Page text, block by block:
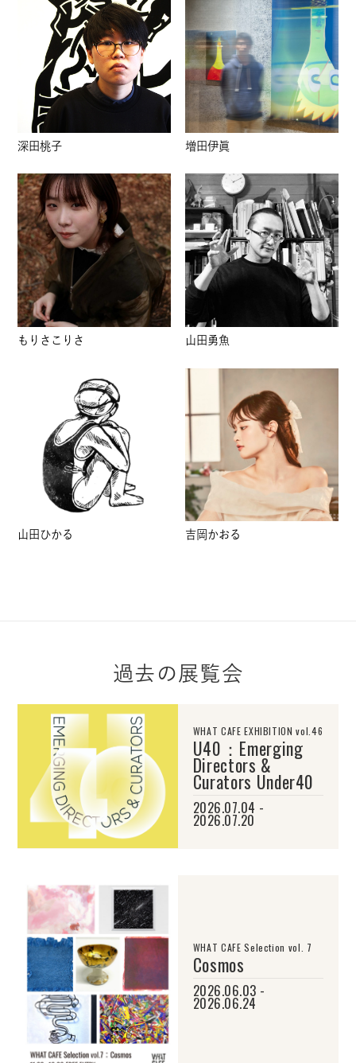
深田桃子 増田伊眞
もりさこりさ 山田勇魚
山田ひかる 吉岡かおる
過去の展覧会
WHAT CAFE EXHIBITION vol.46
U40：Emerging
Directors &
Curators Under40
2026.07.04 -
2026.07.20
WHAT CAFE Selection vol. 7
Cosmos
2026.06.03 -
2026.06.24